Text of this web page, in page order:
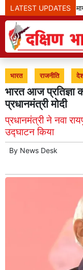
LATEST UPDATES
एससी-एसटी आरक्षण:
भारत राजनीति
भारत आज
प्रधानमंत्री मोदी
प्रधानमंत्री ने नवा
उद्घाटन किया
By News Desk